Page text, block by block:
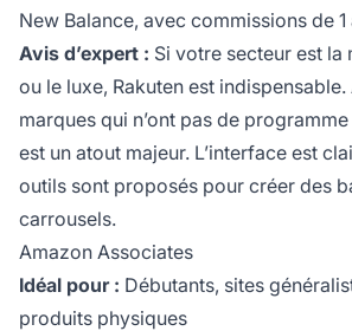
New Balance, avec commissions de 1
Avis d’expert : Si votre secteur est la
ou le luxe, Rakuten est
marques qui n’ont pas de
est un atout majeur. L’interface est
outils sont proposés pour créer des
carrousels.
Amazon Associates
Idéal pour : Débutants, sites
produits physiques